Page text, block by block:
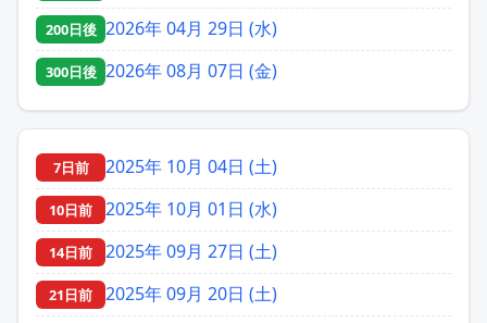
200日後 2026年 04月 29日 (水)
300日後 2026年 08月 07日 (金)
7日前 2025年 10月 04日 (土)
10日前 2025年 10月 01日 (水)
14日前 2025年 09月 27日 (土)
21日前 2025年 09月 20日 (土)